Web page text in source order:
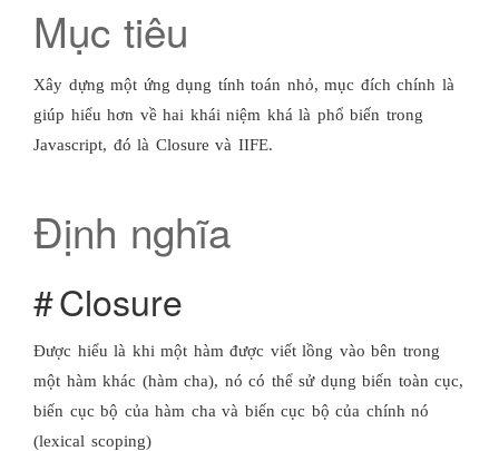
Mục tiêu
Xây dựng một ứng dụng tính toán nhỏ, mục đích chính là
giúp hiểu hơn về hai khái niệm khá là phổ biến trong
Javascript, đó là Closure và IIFE.
Định nghĩa
Closure
Được hiểu là khi một hàm được viết lồng vào bên trong
một hàm khác (hàm cha), nó có thể sử dụng biến toàn cục,
biến cục bộ của hàm cha và biến cục bộ của chính nó
(lexical scoping)